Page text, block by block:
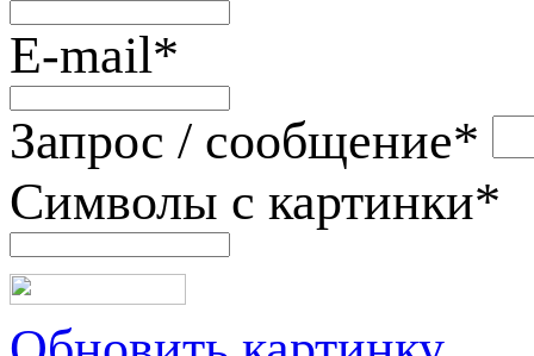
E-mail*
Запрос / сообщение*
Символы с картинки*